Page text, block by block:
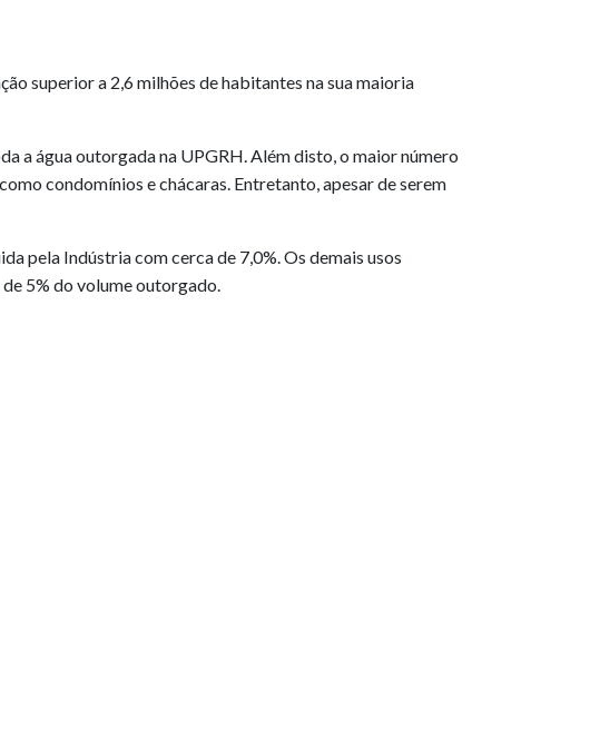
superior a 2,6 milhões de habitantes na sua maioria
a água outorgada na UPGRH. Além disto, o maior número
condomínios e chácaras. Entretanto, apesar de serem
pela Indústria com cerca de 7,0%. Os demais usos
5% do volume outorgado.